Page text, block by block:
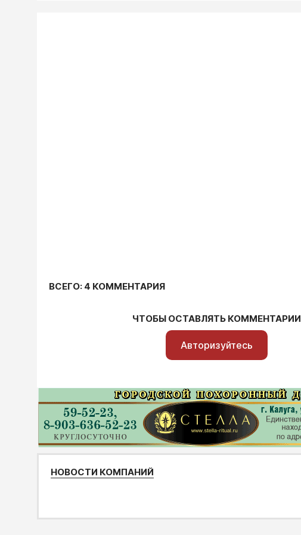
ВСЕГО: 4 КОММЕНТАРИЯ
ЧТОБЫ ОСТАВЛЯТЬ КОММЕНТАРИИ
Авторизуйтесь
НОВОСТИ КОМПАНИЙ